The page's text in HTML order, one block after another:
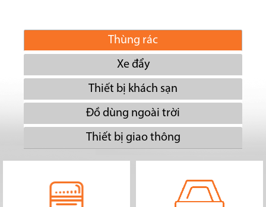
Thùng rác
Xe đẩy
Thiết bị khách sạn
Đồ dùng ngoài trời
Thiết bị giao thông